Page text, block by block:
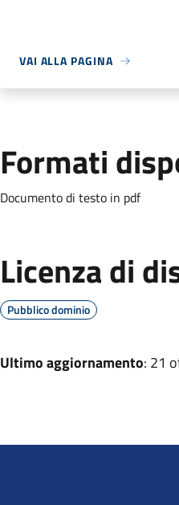
VAI ALLA PAGINA
Formati
Documento di testo in pdf
Licenza di
Pubblico dominio
Ultimo aggiornamento: 21